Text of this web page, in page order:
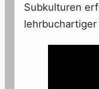
Subkulturen
lehrbuchartiger